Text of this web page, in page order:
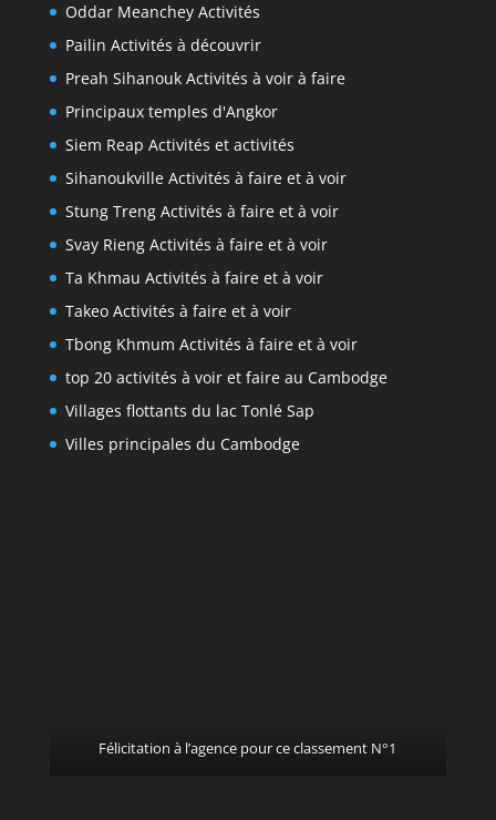
Oddar Meanchey Activités
Pailin Activités à découvrir
Preah Sihanouk Activités à voir à faire
Principaux temples d'Angkor
Siem Reap Activités et activités
Sihanoukville Activités à faire et à voir
Stung Treng Activités à faire et à voir
Svay Rieng Activités à faire et à voir
Ta Khmau Activités à faire et à voir
Takeo Activités à faire et à voir
Tbong Khmum Activités à faire et à voir
top 20 activités à voir et faire au Cambodge
Villages flottants du lac Tonlé Sap
Villes principales du Cambodge
Félicitation à l’agence pour ce classement N°1